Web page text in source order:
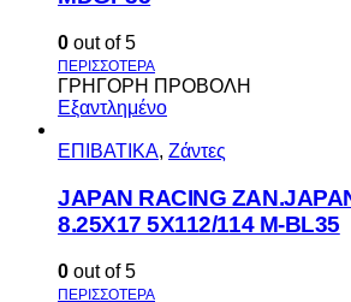
0 out of 5
ΓΡΗΓΟΡΗ ΠΡΟΒΟΛΗ
Εξαντλημένο
ΕΠΙΒΑΤΙΚΑ, Ζάντες
JAPAN RACING
8.25X17 5X112/114 M-BL35
0 out of 5